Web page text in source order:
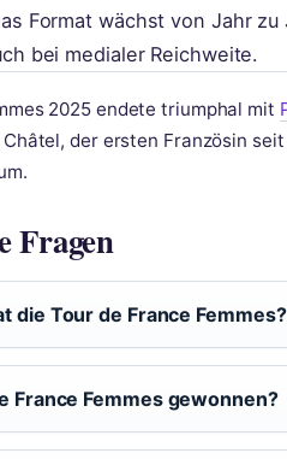
Format wächst von Jahr
bei medialer Reichweite.
2025 endete triumphal mit
Châtel, der ersten Französin
Fragen
die Tour de France Femmes?
France Femmes gewonnen?